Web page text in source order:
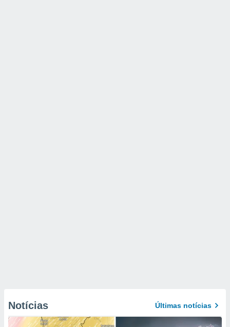
Notícias Últimas notícias